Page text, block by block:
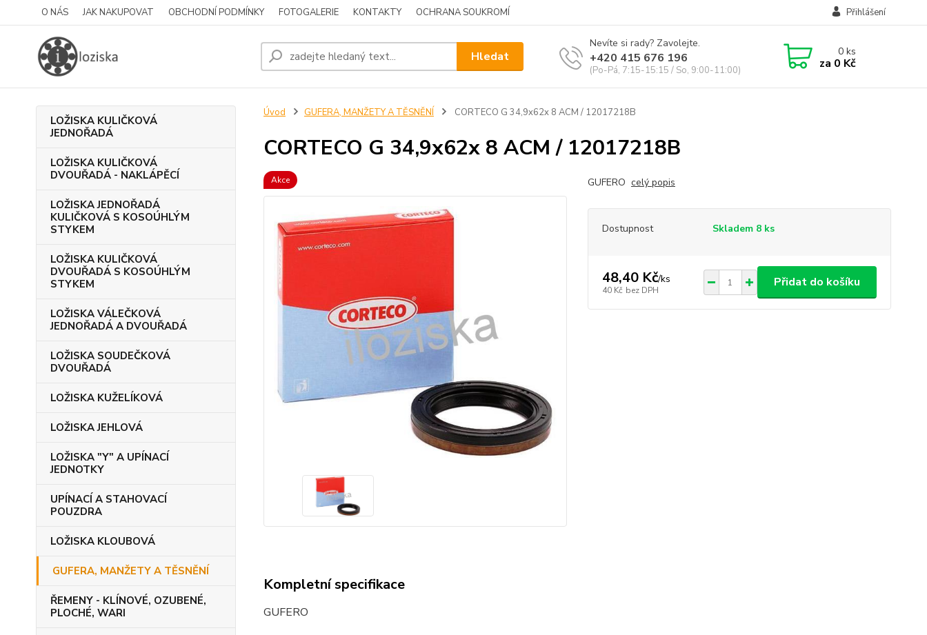
O NÁS JAK NAKUPOVAT OBCHODNÍ PODMÍNKY FOTOGALERIE KONTAKTY OCHRANA SOUKROMÍ Přihlášení
Hledat
Nevíte si rady? Zavolejte.
+420 415 676 196
(Po-Pá, 7:15-15:15 / So, 9:00-11:00)
0ks
za 0 Kč
LOŽISKA KULIČKOVÁ
JEDNOŘADÁ
LOŽISKA KULIČKOVÁ
DVOUŘADÁ - NAKLÁPĚCÍ
LOŽISKA JEDNOŘADÁ
KULIČKOVÁ S KOSOÚHLÝM
STYKEM
LOŽISKA KULIČKOVÁ
DVOUŘADÁ S KOSOÚHLÝM
STYKEM
LOŽISKA VÁLEČKOVÁ
JEDNOŘADÁ A DVOUŘADÁ
LOŽISKA SOUDEČKOVÁ
DVOUŘADÁ
LOŽISKA KUŽELÍKOVÁ
LOŽISKA JEHLOVÁ
LOŽISKA "Y" A UPÍNACÍ
JEDNOTKY
UPÍNACÍ A STAHOVACÍ
POUZDRA
LOŽISKA KLOUBOVÁ
GUFERA, MANŽETY A TĚSNĚNÍ
ŘEMENY - KLÍNOVÉ, OZUBENÉ,
PLOCHÉ, WARI
Úvod GUFERA, MANŽETY A TĚSNĚNÍ CORTECO G 34,9x62x 8 ACM / 12017218B
CORTECO G 34,9x62x 8 ACM / 12017218B
Akce GUFERO celý popis
Dostupnost Skladem 8 ks
48,40 Kč/ks
40 Kč bez DPH
Přidat do košíku
Kompletní specifikace
GUFERO